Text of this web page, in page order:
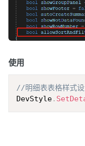
使用
//明细表表格样式
DevStyle.